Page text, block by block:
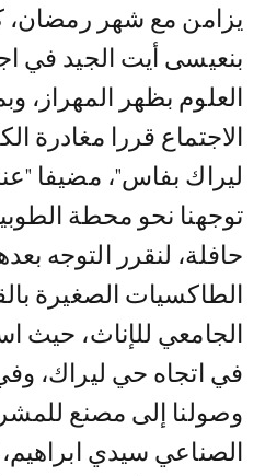
يزامن مع شهر رمضان،
بنعيسى أيت الجيد في
العلوم بظهر المهراز،
الاجتماع قررا مغادرة
ليراك بفاس"، مضيفا
توجهنا نحو محطة
حافلة، لنقرر التوجه
الطاكسيات الصغيرة
الجامعي للإناث، حيث
في اتجاه حي ليراك،
وصولنا إلى مصنع
الصناعي سيدي